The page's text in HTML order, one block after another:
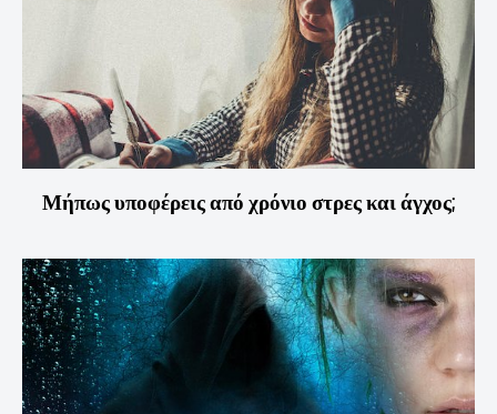
Μήπως υποφέρεις από χρόνιο στρες και άγχος;